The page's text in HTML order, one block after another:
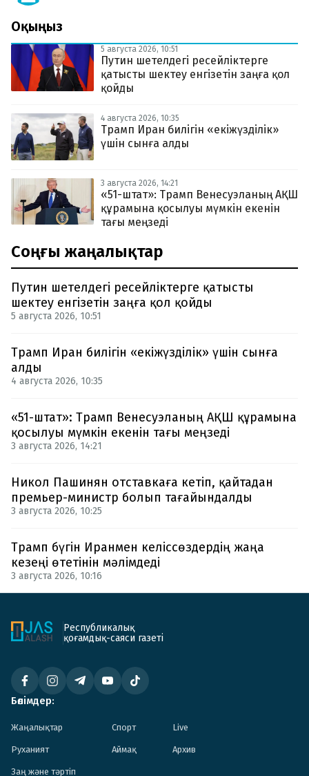
Оқыңыз
5 августа 2026, 10:51
Путин шетелдегі ресейліктерге
қатысты шектеу енгізетін заңға қол
қойды
4 августа 2026, 10:35
Трамп Иран билігін «екіжүзділік»
үшін сынға алды
3 августа 2026, 14:21
«51-штат»: Трамп Венесуэланың АҚШ
құрамына қосылуы мүмкін екенін
тағы меңзеді
Соңғы жаңалықтар
Путин шетелдегі ресейліктерге қатысты
шектеу енгізетін заңға қол қойды
5 августа 2026, 10:51
Трамп Иран билігін «екіжүзділік» үшін сынға
алды
4 августа 2026, 10:35
«51-штат»: Трамп Венесуэланың АҚШ құрамына
қосылуы мүмкін екенін тағы меңзеді
3 августа 2026, 14:21
Никол Пашинян отставкаға кетіп, қайтадан
премьер-министр болып тағайындалды
3 августа 2026, 10:25
Трамп бүгін Иранмен келіссөздердің жаңа
кезеңі өтетінін мәлімдеді
3 августа 2026, 10:16
Республикалық
қоғамдық-саяси газеті
Бөлімдер:
Жаңалықтар Спорт Live
Руханият Аймақ Архив
Заң және тәртіп